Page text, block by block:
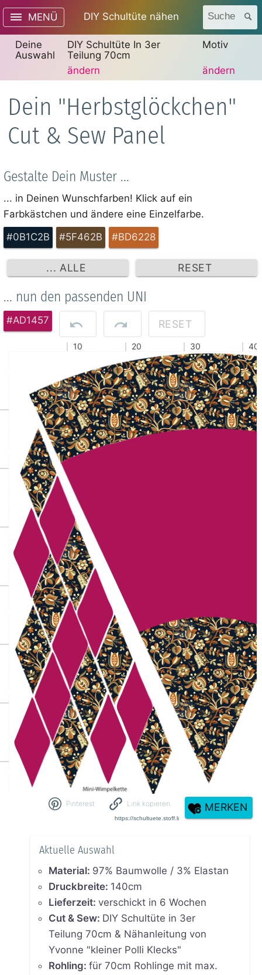
MENÜ DIY Schultüte nähen Suche
Deine
Auswahl
DIY Schultüte In 3er
Teilung 70cm
ändern
Motiv
ändern
Dein "Herbstglöckchen"
Cut & Sew Panel
Gestalte Dein Muster ...
... in Deinen Wunschfarben! Klick auf ein
Farbkästchen und ändere eine Einzelfarbe.
#0B1C2B
#5F462B #BD6228
... ALLE RESET
... nun den passenden UNI
#AD1457 RESET
Pinterest Link kopieren MERKEN
Aktuelle Auswahl
Material: 97% Baumwolle / 3% Elastan
Druckbreite: 140cm
Lieferzeit: verschickt in 6 Wochen
Cut & Sew: DIY Schultüte in 3er
Teilung 70cm & Nähanleitung von
Yvonne "kleiner Polli Klecks"
Rohling: für 70cm Rohlinge mit max.